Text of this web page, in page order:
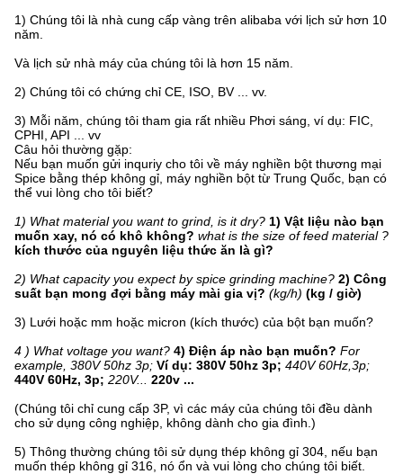
1) Chúng tôi là nhà cung cấp vàng trên alibaba với lịch sử hơn 10
năm.
Và lịch sử nhà máy của chúng tôi là hơn 15 năm.
2) Chúng tôi có chứng chỉ CE, ISO, BV ... vv.
3) Mỗi ​​năm, chúng tôi tham gia rất nhiều Phơi sáng, ví dụ: FIC,
CPHI, API ... vv
Câu hỏi thường gặp:
Nếu bạn muốn gửi inquriy cho tôi về máy nghiền bột thương mại
Spice bằng thép không gỉ, máy nghiền bột từ Trung Quốc, bạn có
thể vui lòng cho tôi biết?
1) What material you want to grind, is it dry? 1) Vật liệu nào bạn
muốn xay, nó có khô không? what is the size of feed material ?
kích thước của nguyên liệu thức ăn là gì?
2) What capacity you expect by spice grinding machine? 2) Công
suất bạn mong đợi bằng máy mài gia vị? (kg/h) (kg / giờ)
3) Lưới hoặc mm hoặc micron (kích thước) của bột bạn muốn?
4 ) What voltage you want? 4) Điện áp nào bạn muốn? For
example, 380V 50hz 3p; Ví dụ: 380V 50hz 3p; 440V 60Hz,3p;
440V 60Hz, 3p; 220V...
220v ...
(Chúng tôi chỉ cung cấp 3P, vì các máy của chúng tôi đều dành
cho sử dụng công nghiệp, không dành cho gia đình.)
5) Thông thường chúng tôi sử dụng thép không gỉ 304, nếu bạn
muốn thép không gỉ 316, nó ổn và vui lòng cho chúng tôi biết.